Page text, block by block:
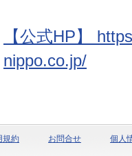
【公式HP】
nippo.co.jp/
規約 お問合せ 個人